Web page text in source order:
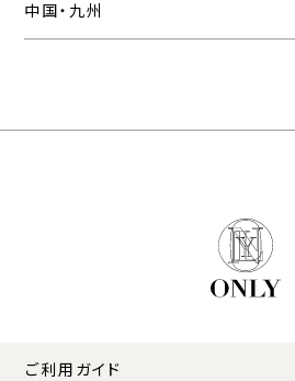
中国・九州
ご利用ガイド